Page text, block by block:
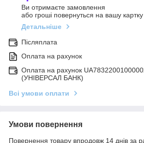
Ви отримаєте замовлення
або гроші повернуться на вашу картку
Детальніше
Післяплата
Оплата на рахунок
Оплата на рахунок
(УНІВЕРСАЛ БАНК)
Всі умови оплати
Умови повернення
Повернення товару впродовж 14 днів за